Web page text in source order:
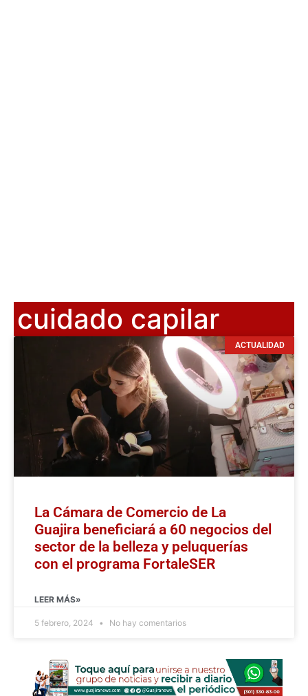
cuidado capilar
ACTUALIDAD
La Cámara de Comercio de La
Guajira beneficiará a 60 negocios del
sector de la belleza y peluquerías
con el programa FortaleSER
LEER MÁS»
5 febrero, 2024 No hay comentarios